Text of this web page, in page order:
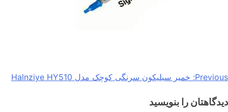
خمیر سیلیکون سرنگی کوچک مدل Halnziye HY510
را بنویسید